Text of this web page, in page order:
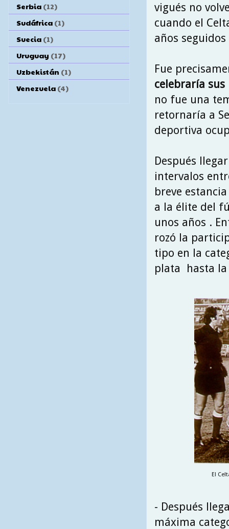
vigués no
cuando el
años
Fue
celebraría
no fue una
retornaría a
deportiva
Después
intervalos
breve
a la élite del
unos años .
rozó la
tipo en la
plata hasta la
El
- Después
máxima
Serbia (12)
Sudáfrica (1)
Suecia (1)
Uruguay (17)
Uzbekistán (1)
Venezuela (4)